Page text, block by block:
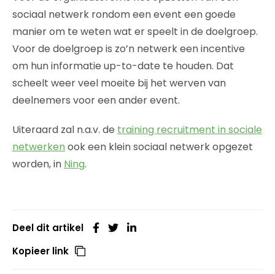
sociaal netwerk rondom een event een goede
manier om te weten wat er speelt in de doelgroep.
Voor de doelgroep is zo’n netwerk een incentive
om hun informatie up-to-date te houden. Dat
scheelt weer veel moeite bij het werven van
deelnemers voor een ander event.
Uiteraard zal n.a.v. de training recruitment in sociale
netwerken ook een klein sociaal netwerk opgezet
worden, in Ning.
Deel dit artikel
Kopieer link